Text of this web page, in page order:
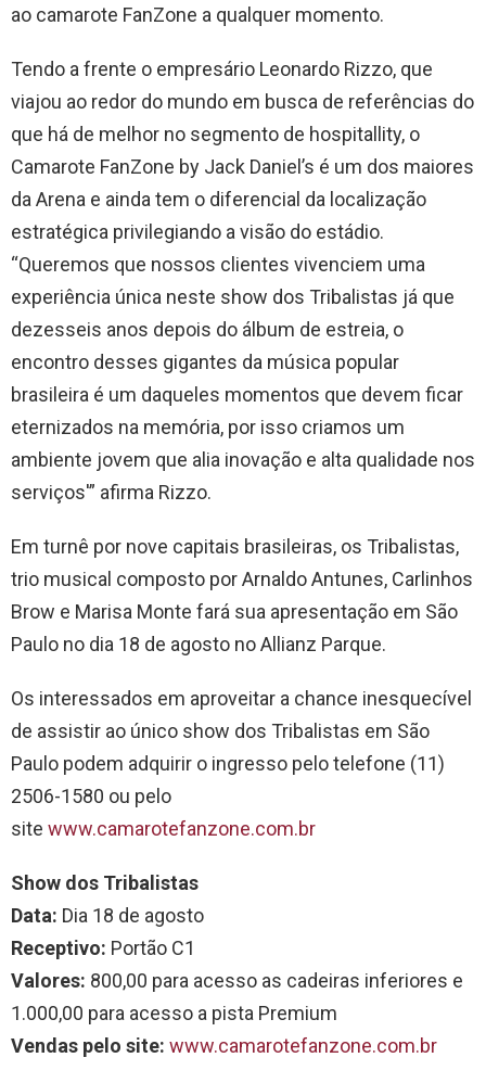
ao camarote FanZone a qualquer momento.
Tendo a frente o empresário Leonardo Rizzo, que
viajou ao redor do mundo em busca de referências do
que há de melhor no segmento de hospitallity, o
Camarote FanZone by Jack Daniel’s é um dos maiores
da Arena e ainda tem o diferencial da localização
estratégica privilegiando a visão do estádio.
“Queremos que nossos clientes vivenciem uma
experiência única neste show dos Tribalistas já que
dezesseis anos depois do álbum de estreia, o
encontro desses gigantes da música popular
brasileira é um daqueles momentos que devem ficar
eternizados na memória, por isso criamos um
ambiente jovem que alia inovação e alta qualidade nos
serviços'” afirma Rizzo.
Em turnê por nove capitais brasileiras, os Tribalistas,
trio musical composto por Arnaldo Antunes, Carlinhos
Brow e Marisa Monte fará sua apresentação em São
Paulo no dia 18 de agosto no Allianz Parque.
Os interessados em aproveitar a chance inesquecível
de assistir ao único show dos Tribalistas em São
Paulo podem adquirir o ingresso pelo telefone (11)
2506-1580 ou pelo
site www.camarotefanzone.com.br
Show dos Tribalistas
Data: Dia 18 de agosto
Receptivo: Portão C1
Valores: 800,00 para acesso as cadeiras inferiores e
1.000,00 para acesso a pista Premium
Vendas pelo site: www.camarotefanzone.com.br